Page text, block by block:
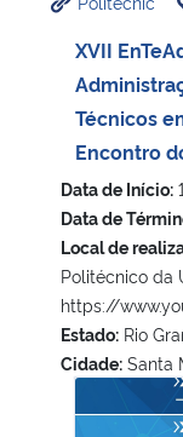
XVII
Técnicos
Encontro
Data de Início:
Data de
Local de
Politécnico da
https://
Estado: Rio
Cidade: Santa
XVII